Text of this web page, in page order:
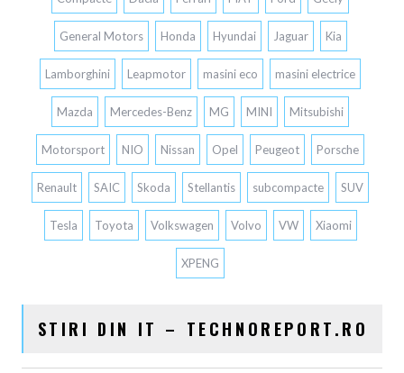
General Motors Honda Hyundai Jaguar Kia
Lamborghini Leapmotor masini eco masini electrice
Mazda Mercedes-Benz MG MINI Mitsubishi
Motorsport NIO Nissan Opel Peugeot Porsche
Renault SAIC Skoda Stellantis subcompacte SUV
Tesla Toyota Volkswagen Volvo VW Xiaomi
XPENG
STIRI DIN IT – TECHNOREPORT.RO